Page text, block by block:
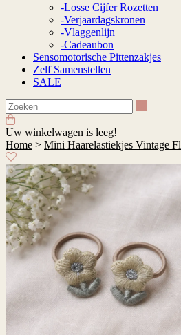
-Losse Cijfer Rozetten
-Verjaardagskronen
-Vlaggenlijn
-Cadeaubon
Sensomotorische Pittenzakjes
Zelf Samenstellen
SALE
Uw winkelwagen is leeg!
Home > Mini Haarelastiekjes Vintage